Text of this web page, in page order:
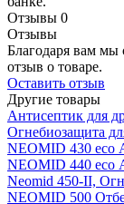
Отзывы 0
Отзывы
Благодаря вам мы
отзыв о товаре.
Оставить отзыв
Другие товары
Антисептик для
Огнебиозащита
NEOMID 430 eco
NEOMID 440 eco
Neomid 450-II,
NEOMID 500